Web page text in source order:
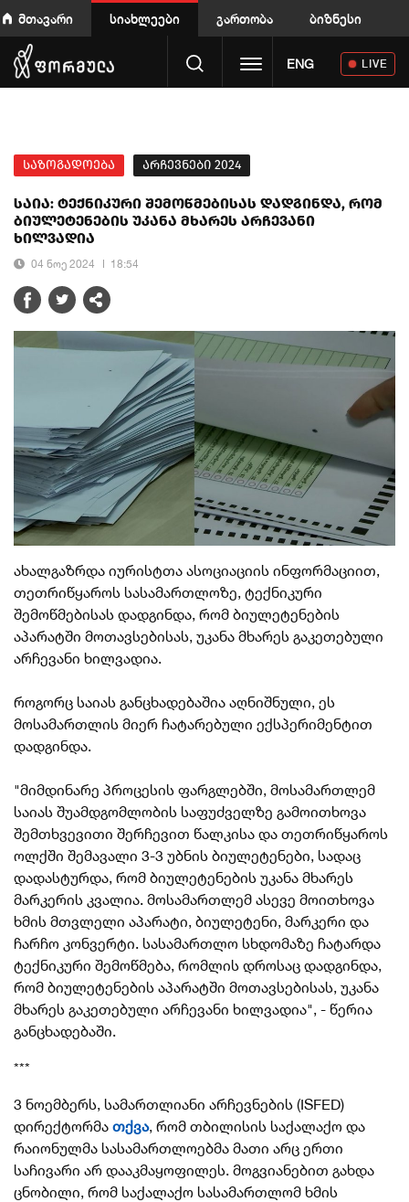
მთავარი სიახლეები გართობა ბიზნესი
Toggle navigation
ENG LIVE
საზოგადოება არჩევნები 2024
საია: ტექნიკური შემოწმებისას დადგინდა, რომ
ბიულეტენების უკანა მხარეს არჩევანი
ხილვადია
04 ნოე 2024 18:54
ახალგაზრდა იურისტთა ასოციაციის ინფორმაციით,
თეთრიწყაროს სასამართლოზე, ტექნიკური
შემოწმებისას დადგინდა, რომ ბიულეტენების
აპარატში მოთავსებისას, უკანა მხარეს გაკეთებული
არჩევანი ხილვადია.
როგორც საიას განცხადებაშია აღნიშნული, ეს
მოსამართლის მიერ ჩატარებული ექსპერიმენტით
დადგინდა.
"მიმდინარე პროცესის ფარგლებში, მოსამართლემ
საიას შუამდგომლობის საფუძველზე გამოითხოვა
შემთხვევითი შერჩევით წალკისა და თეთრიწყაროს
ოლქში შემავალი 3-3 უბნის ბიულეტენები, სადაც
დადასტურდა, რომ ბიულეტენების უკანა მხარეს
მარკერის კვალია. მოსამართლემ ასევე მოითხოვა
ხმის მთვლელი აპარატი, ბიულეტენი, მარკერი და
ჩარჩო კონვერტი. სასამართლო სხდომაზე ჩატარდა
ტექნიკური შემოწმება, რომლის დროსაც დადგინდა,
რომ ბიულეტენების აპარატში მოთავსებისას, უკანა
მხარეს გაკეთებული არჩევანი ხილვადია", - წერია
განცხადებაში.
***
3 ნოემბერს, სამართლიანი არჩევნების (ISFED)
დირექტორმა თქვა, რომ თბილისის საქალაქო და
რაიონულმა სასამართლოებმა მათი არც ერთი
საჩივარი არ დააკმაყოფილეს. მოგვიანებით გახდა
ცნობილი, რომ საქალაქო სასამართლომ ხმის